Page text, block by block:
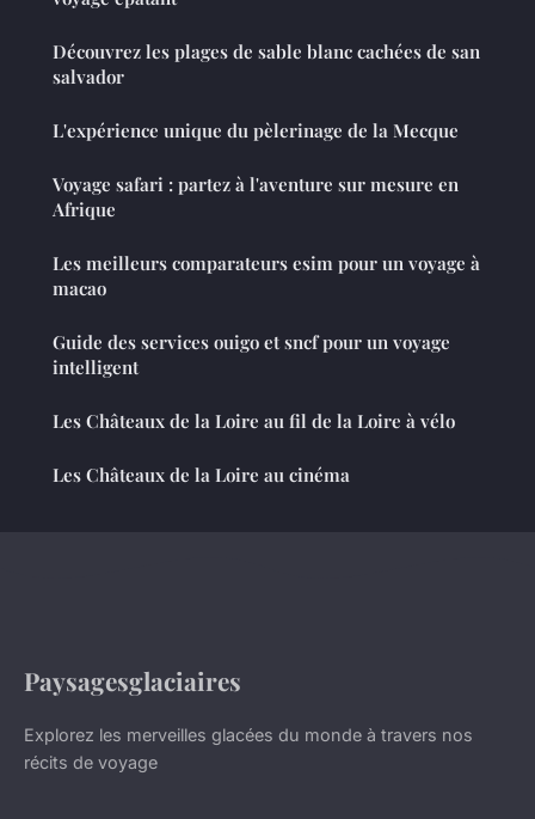
Découvrez les plages de sable blanc cachées de san
salvador
L'expérience unique du pèlerinage de la Mecque
Voyage safari : partez à l'aventure sur mesure en
Afrique
Les meilleurs comparateurs esim pour un voyage à
macao
Guide des services ouigo et sncf pour un voyage
intelligent
Les Châteaux de la Loire au fil de la Loire à vélo
Les Châteaux de la Loire au cinéma
Paysagesglaciaires
Explorez les merveilles glacées du monde à travers nos
récits de voyage